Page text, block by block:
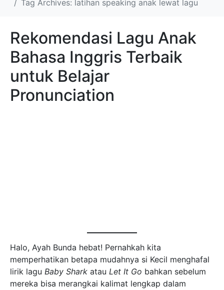
Tag Archives: latihan speaking anak lewat lagu
Rekomendasi Lagu Anak
Bahasa Inggris Terbaik
untuk Belajar
Pronunciation
Halo, Ayah Bunda hebat! Pernahkah kita
memperhatikan betapa mudahnya si Kecil menghafal
lirik lagu Baby Shark atau Let It Go bahkan sebelum
mereka bisa merangkai kalimat lengkap dalam